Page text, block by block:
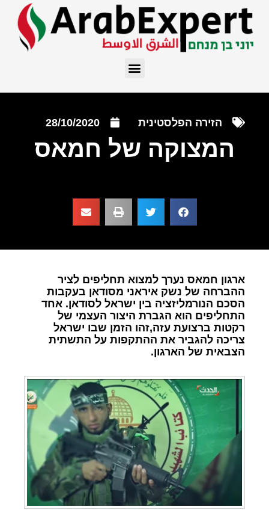
הזירה הפלסטינית 28/10/2020
המצוקה של חמאס
ארגון חמאס נערך למצוא תחליפים לציר
ההברחה של נשק איראני מסודאן בעקבות
הסכם הנורמליזציה בין ישראל לסודאן. אחד
התחליפים הוא הגברת היצור העצמי של
רקטות ברצועת עזה,זהו הזמן שבו ישראל
צריכה להגביר את ההתקפות על התשתית
הצבאית של הארגון.